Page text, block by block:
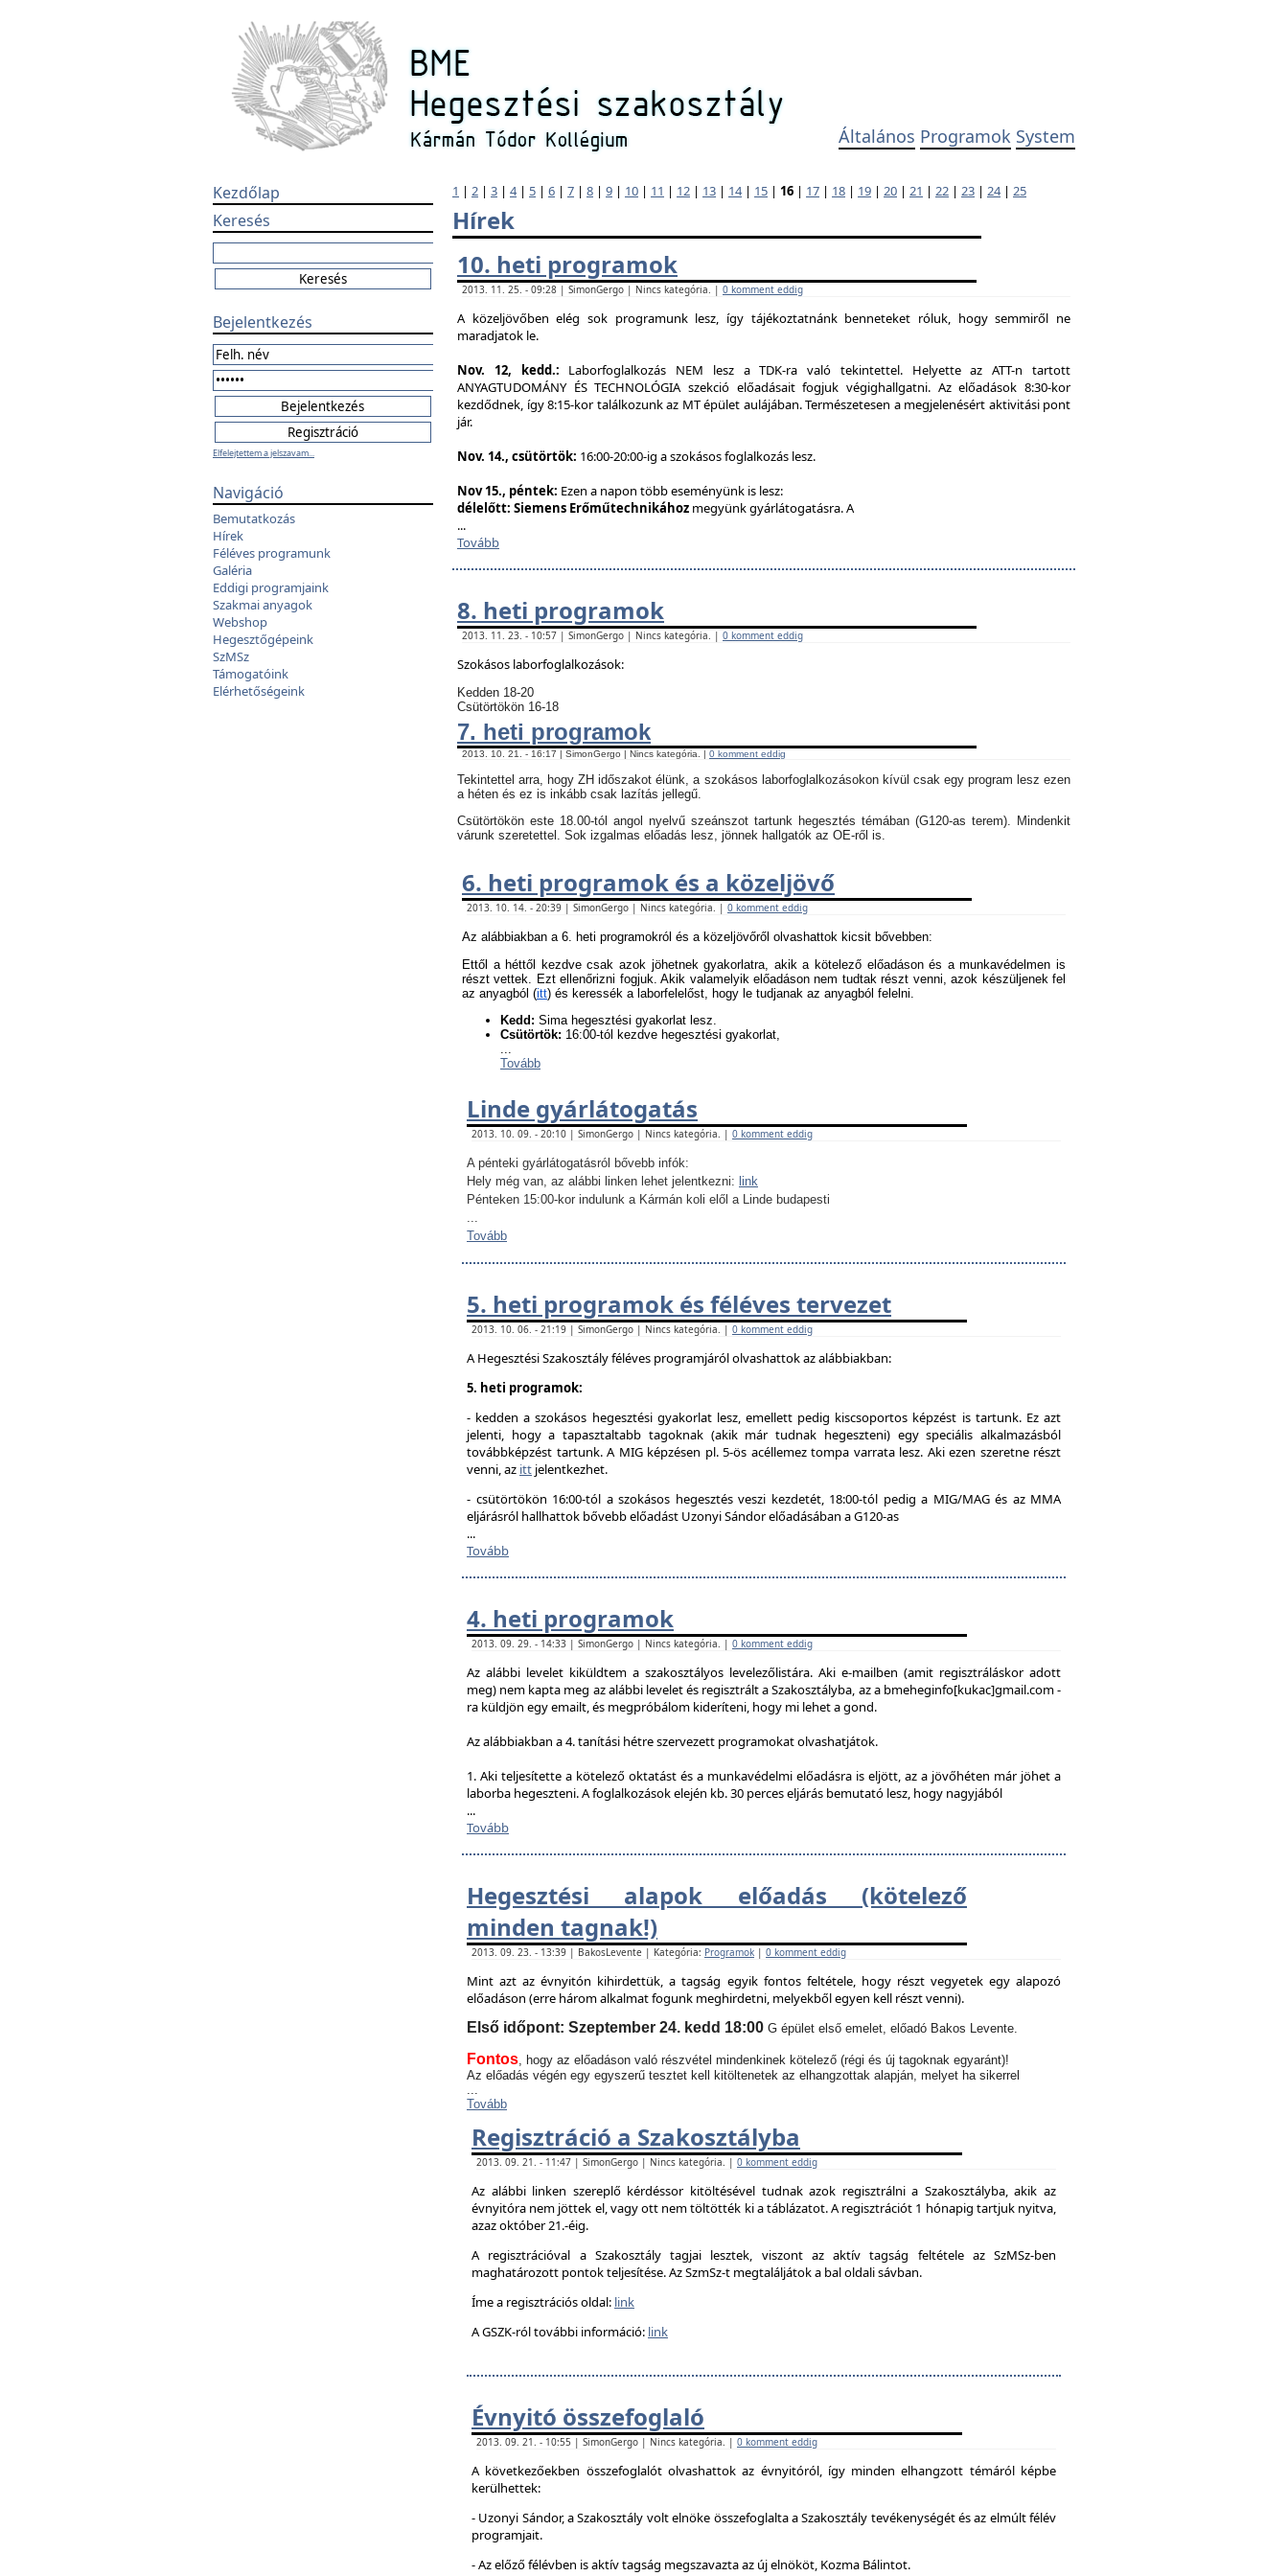
Általános Programok System
Kezdőlap
Keresés
Bejelentkezés
Elfelejtettem a jelszavam...
Navigáció
Bemutatkozás
Hírek
Féléves programunk
Galéria
Eddigi programjaink
Szakmai anyagok
Webshop
Hegesztőgépeink
SzMSz
Támogatóink
Elérhetőségeink
1 | 2 | 3 | 4| 5 | 6 | 7 | 8 | 9 | 10 | 11 | 12 | 13 | 14| 15 | 16 | 17 | 18 | 19 | 20 | 21 | 22 | 23 | 24| 25
Hírek
10. heti programok
2013. 11. 25. - 09:28 | SimonGergo | Nincs kategória. | 0 komment eddig
A közeljövőben elég sok programunk lesz, így tájékoztatnánk benneteket róluk, hogy semmiről ne
maradjatok le.
Nov. 12, kedd.: Laborfoglalkozás NEM lesz a TDK-ra való tekintettel. Helyette az ATT-n tartott
ANYAGTUDOMÁNY ÉS TECHNOLÓGIA szekció előadásait fogjuk végighallgatni. Az előadások 8:30-kor
kezdődnek, így 8:15-kor találkozunk az MT épület aulájában. Természetesen a megjelenésért aktivitási pont
jár.
Nov. 14., csütörtök: 16:00-20:00-ig a szokásos foglalkozás lesz.
Nov 15., péntek: Ezen a napon több eseményünk is lesz:
délelőtt: Siemens Erőműtechnikához megyünk gyárlátogatásra. A
...
Tovább
8. heti programok
2013. 11. 23. - 10:57 | SimonGergo | Nincs kategória. | 0 komment eddig
Szokásos laborfoglalkozások:
Kedden 18-20
Csütörtökön 16-18
7. heti programok
2013. 10. 21. - 16:17 | SimonGergo | Nincs kategória. | 0 komment eddig
Tekintettel arra, hogy ZH időszakot élünk, a szokásos laborfoglalkozásokon kívül csak egy program lesz ezen
a héten és ez is inkább csak lazítás jellegű.
Csütörtökön este 18.00-tól angol nyelvű szeánszot tartunk hegesztés témában (G120-as terem). Mindenkit
várunk szeretettel. Sok izgalmas előadás lesz, jönnek hallgatók az OE-ről is.
6. heti programok és a közeljövő
2013. 10. 14. - 20:39 | SimonGergo | Nincs kategória. | 0 komment eddig
Az alábbiakban a 6. heti programokról és a közeljövőről olvashattok kicsit bővebben:
Ettől a héttől kezdve csak azok jöhetnek gyakorlatra, akik a kötelező előadáson és a munkavédelmen is
részt vettek. Ezt ellenőrizni fogjuk. Akik valamelyik előadáson nem tudtak részt venni, azok készüljenek fel
az anyagból (itt) és keressék a laborfelelőst, hogy le tudjanak az anyagból felelni.
Kedd: Sima hegesztési gyakorlat lesz.
Csütörtök: 16:00-tól kezdve hegesztési gyakorlat,
...
Tovább
Linde gyárlátogatás
2013. 10. 09. - 20:10 | SimonGergo | Nincs kategória. | 0 komment eddig
A pénteki gyárlátogatásról bővebb infók:
Hely még van, az alábbi linken lehet jelentkezni: link
Pénteken 15:00-kor indulunk a Kármán koli elől a Linde budapesti
...
Tovább
5. heti programok és féléves tervezet
2013. 10. 06. - 21:19 | SimonGergo | Nincs kategória. | 0 komment eddig
A Hegesztési Szakosztály féléves programjáról olvashattok az alábbiakban:
5. heti programok:
- kedden a szokásos hegesztési gyakorlat lesz, emellett pedig kiscsoportos képzést is tartunk. Ez azt
jelenti, hogy a tapasztaltabb tagoknak (akik már tudnak hegeszteni) egy speciális alkalmazásból
továbbképzést tartunk. A MIG képzésen pl. 5-ös acéllemez tompa varrata lesz. Aki ezen szeretne részt
venni, az itt jelentkezhet.
- csütörtökön 16:00-tól a szokásos hegesztés veszi kezdetét, 18:00-tól pedig a MIG/MAG és az MMA
eljárásról hallhattok bővebb előadást Uzonyi Sándor előadásában a G120-as
...
Tovább
4. heti programok
2013. 09. 29. - 14:33 | SimonGergo | Nincs kategória. | 0 komment eddig
Az alábbi levelet kiküldtem a szakosztályos levelezőlistára. Aki e-mailben (amit regisztráláskor adott
meg) nem kapta meg az alábbi levelet és regisztrált a Szakosztályba, az a bmeheginfo[kukac]gmail.com -
ra küldjön egy emailt, és megpróbálom kideríteni, hogy mi lehet a gond.
Az alábbiakban a 4. tanítási hétre szervezett programokat olvashatjátok.
1. Aki teljesítette a kötelező oktatást és a munkavédelmi előadásra is eljött, az a jövőhéten már jöhet a
laborba hegeszteni. A foglalkozások elején kb. 30 perces eljárás bemutató lesz, hogy nagyjából
...
Tovább
Hegesztési alapok előadás (kötelező
minden tagnak!)
2013. 09. 23. - 13:39 | BakosLevente | Kategória: Programok | 0 komment eddig
Mint azt az évnyitón kihirdettük, a tagság egyik fontos feltétele, hogy részt vegyetek egy alapozó
előadáson (erre három alkalmat fogunk meghirdetni, melyekből egyen kell részt venni).
Első időpont: Szeptember 24. kedd 18:00 G épület első emelet, előadó Bakos Levente.
Fontos, hogy az előadáson való részvétel mindenkinek kötelező (régi és új tagoknak egyaránt)!
Az előadás végén egy egyszerű tesztet kell kitöltenetek az elhangzottak alapján, melyet ha sikerrel
...
Tovább
Regisztráció a Szakosztályba
2013. 09. 21. - 11:47 | SimonGergo | Nincs kategória. | 0 komment eddig
Az alábbi linken szereplő kérdéssor kitöltésével tudnak azok regisztrálni a Szakosztályba, akik az
évnyitóra nem jöttek el, vagy ott nem töltötték ki a táblázatot. A regisztrációt 1 hónapig tartjuk nyitva,
azaz október 21.-éig.
A regisztrációval a Szakosztály tagjai lesztek, viszont az aktív tagság feltétele az SzMSz-ben
maghatározott pontok teljesítése. Az SzmSz-t megtaláljátok a bal oldali sávban.
Íme a regisztrációs oldal: link
A GSZK-ról további információ: link
Évnyitó összefoglaló
2013. 09. 21. - 10:55 | SimonGergo | Nincs kategória. | 0 komment eddig
A következőekben összefoglalót olvashattok az évnyitóról, így minden elhangzott témáról képbe
kerülhettek:
- Uzonyi Sándor, a Szakosztály volt elnöke összefoglalta a Szakosztály tevékenységét és az elmúlt félév
programjait.
- Az előző félévben is aktív tagság megszavazta az új elnököt, Kozma Bálintot.